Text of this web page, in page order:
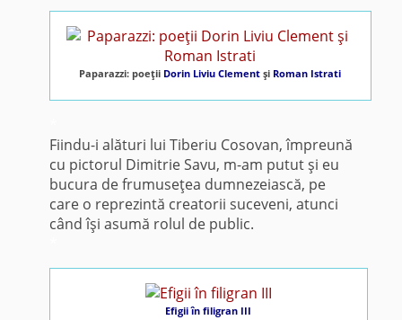
Paparazzi: poeţii Dorin Liviu Clement şi Roman Istrati
Fiindu-i alături lui Tiberiu Cosovan, împreună
cu pictorul Dimitrie Savu, m-am putut şi eu
bucura de frumuseţea dumnezeiască, pe
care o reprezintă creatorii suceveni, atunci
când îşi asumă rolul de public.
Efigii în filigran III